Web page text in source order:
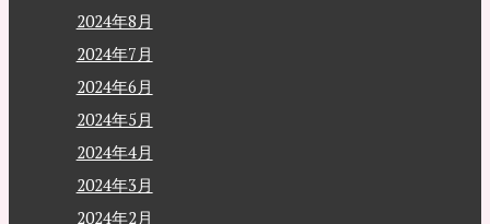
2024年8月
2024年7月
2024年6月
2024年5月
2024年4月
2024年3月
2024年2月